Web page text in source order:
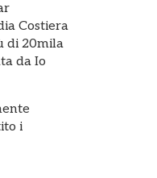
Costiera
di 20mila
da Io
i